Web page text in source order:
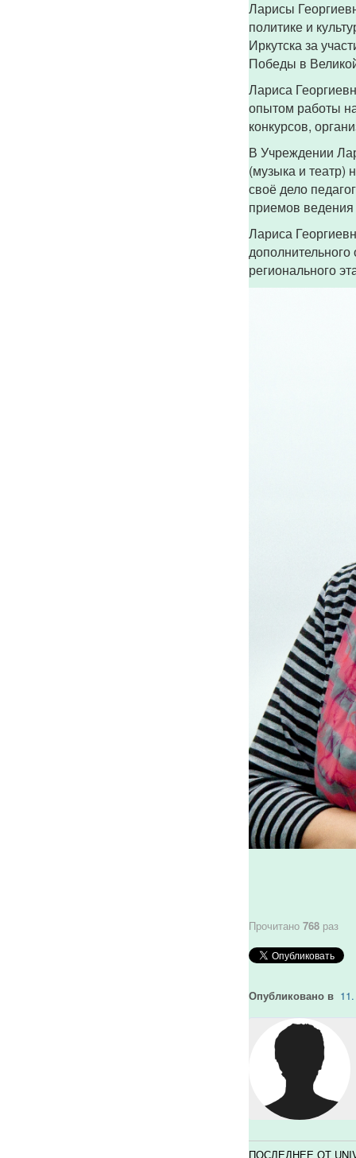
Ларисы
политике и
Иркутска за
Победы в
Лариса
опытом работы
конкурсов,
В Учреждении
(музыка и театр)
своё дело
приемов ведения
Лариса
дополнительного
регионального
Прочитано 768раз
Опубликовано в
ПОСЛЕДНЕЕ ОТ